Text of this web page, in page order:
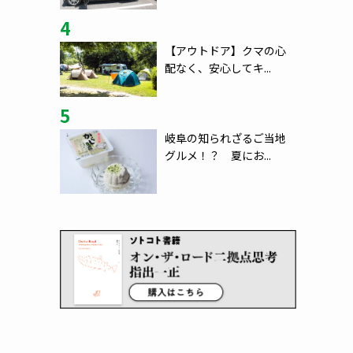
4
【アウトドア】クマの心
配なく、安心してキ...
5
岐阜の知られざるご当地
グルメ！？ 夏にお...